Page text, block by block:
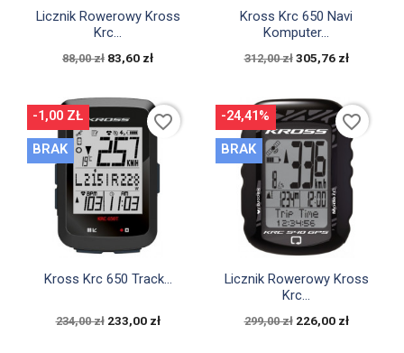
Szybki podgląd
Licznik Rowerowy Kross
Krc...
88,00 zł 83,60 zł
Szybki podgląd
Kross Krc 650 Navi
Komputer...
312,00 zł 305,76 zł
Szybki podgląd
Kross Krc 650 Track...
234,00 zł 233,00 zł
-1,00 ZŁ
BRAK
favorite_border
Szybki podgląd
Licznik Rowerowy Kross
Krc...
299,00 zł 226,00 zł
-24,41%
BRAK
favorite_border